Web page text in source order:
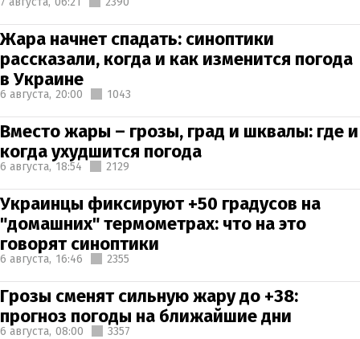
Жара начнет спадать: синоптики
рассказали, когда и как изменится погода
в Украине
6 августа, 20:00 1043
Вместо жары – грозы, град и шквалы: где и
когда ухудшится погода
6 августа, 18:54 2129
Украинцы фиксируют +50 градусов на
"домашних" термометрах: что на это
говорят синоптики
6 августа, 16:46 2355
Грозы сменят сильную жару до +38:
прогноз погоды на ближайшие дни
6 августа, 08:00 3357